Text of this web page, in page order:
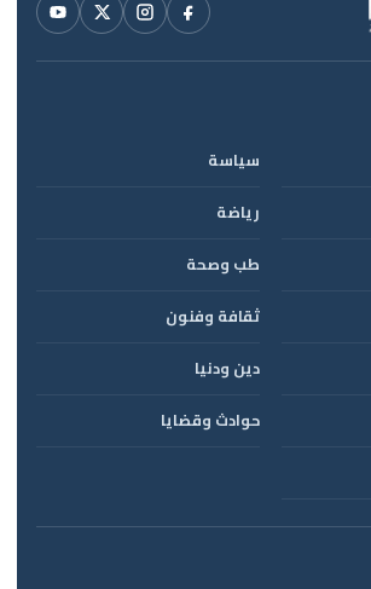
سياسة
رياضة
طب وصحة
ثقافة وفنون
دين ودنيا
حوادث وقضايا